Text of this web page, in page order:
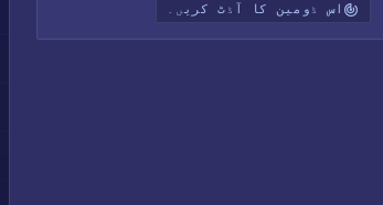
اس ڈومین کا آڈٹ کریں۔